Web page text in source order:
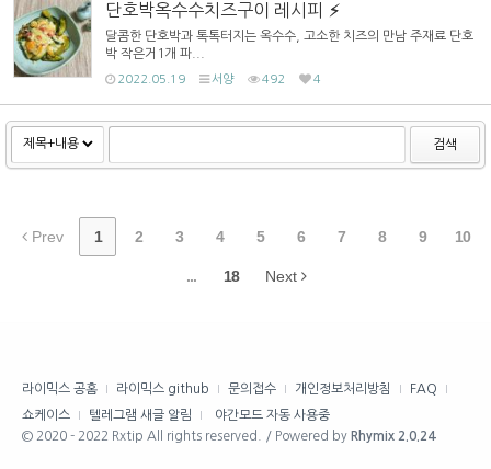
단호박옥수수치즈구이 레시피
달콤한 단호박과 톡톡터지는 옥수수, 고소한 치즈의 만남 주재료 단호
박 작은거1개 파...
2022.05.19 서양 492 4
검색
Prev 1 2 3 4 5 6 7 8 9 10
... 18 Next
라이믹스 공홈 라이믹스 github 문의접수 개인정보처리방침
FAQ
쇼케이스
텔레그램 새글 알림
야간모드 자동 사용중
© 2020 - 2022 Rxtip All rights reserved. / Powered by Rhymix 2.0.24